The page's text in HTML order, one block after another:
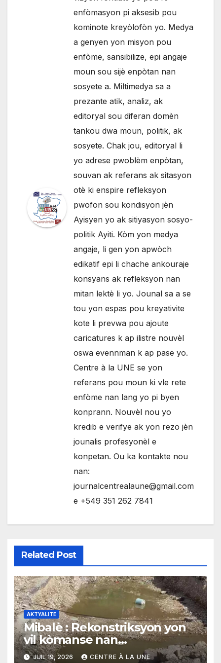
enfòmasyon pi aksesib pou
kominote kreyòlofòn yo. Medya
a genyen yon misyon pou
enfòme, sansibilize, epi angaje
moun sou sijè enpòtan nan
sosyete a. Miltimedya sa a
prezante atik, analiz, ak
editoryal sou diferan domèn
tankou dwa moun, politik, ak
sosyete. Chak jou, editoryal li
yo adrese pwoblèm enpòtan,
souvan ak referans ak sitasyon
otè ki enspire refleksyon
pwofon sou kondisyon jèn
Ayisyen yo ak sitiyasyon sosyo-
politik Ayiti. Kòm yon medya
angaje, li gen yon apwòch
edikatif epi li chache ankouraje
konsyans ak refleksyon nan
mitan lektè li yo. Jounal sa a se
tou yon espas pou kreyativite
kote li prevwa pou ajoute
caricatures k ap ilistre nouvèl
oswa evennman k ap pase yo.
Centre à la UNE se yon
referans pou moun ki vle rete
enfòme nan lang yo pi byen
konprann. Nouvèl nou yo
kredib e verifye ak yon rezo jèn
jounalis profesyonèl e
konpetan. Ou ka kontakte nou
nan:
journalcentrealaune@gmail.com
e +549 351 262 7841
Related Post
AKTYALITE
Mibalè : Rekonstriksyon yon
vil kòmanse nan
rekonstriksyon lespri moun
JUIL 19, 2026 CENTRE À LA UNE